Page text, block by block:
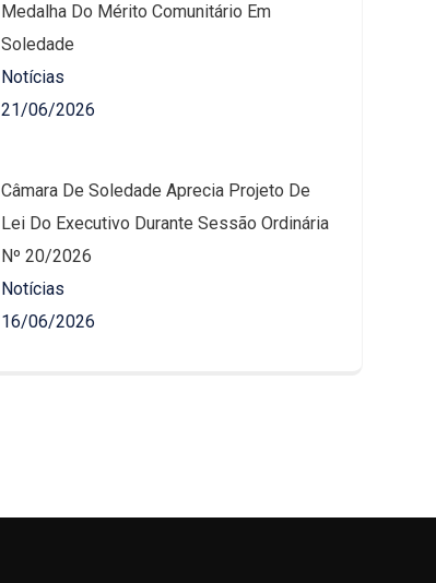
Medalha Do Mérito Comunitário Em
Soledade
Notícias
21/06/2026
Câmara De Soledade Aprecia Projeto De
Lei Do Executivo Durante Sessão Ordinária
Nº 20/2026
Notícias
16/06/2026